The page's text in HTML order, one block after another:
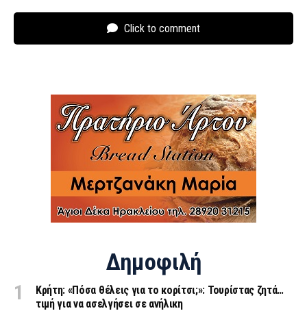
Click to comment
Δημοφιλή
Κρήτη: «Πόσα θέλεις για το κορίτσι;»: Τουρίστας ζητά…
τιμή για να ασελγήσει σε ανήλικη